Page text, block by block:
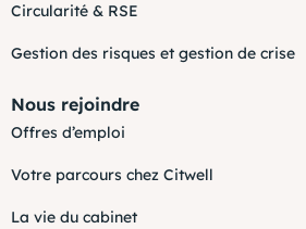
Circularité & RSE
Gestion des risques et gestion de crise
Nous rejoindre
Offres d’emploi
Votre parcours chez Citwell
La vie du cabinet